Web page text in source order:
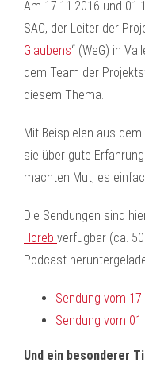
Am 17.11.2016 und
SAC, der Leiter der
Glaubens“ (WeG) in
dem Team der
diesem Thema.
Mit Beispielen aus
sie über gute
machten Mut, es
Die Sendungen sind
Horeb verfügbar (ca.
Podcast
Sendung vom
Sendung vom
Und ein besonderer